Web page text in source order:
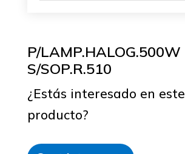
P/LAMP.HALOG.500W
S/SOP.R.510
¿Estás interesado en este
producto?